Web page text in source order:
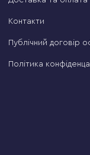
Контакти
Публічний договір
Політика